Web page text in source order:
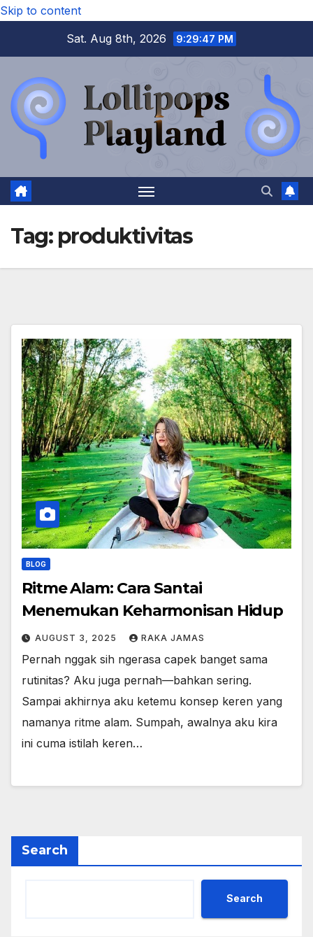
Skip to content
Sat. Aug 8th, 2026
9:29:47 PM
Tag: produktivitas
BLOG
Ritme Alam: Cara Santai
Menemukan Keharmonisan Hidup
AUGUST 3, 2025 RAKA JAMAS
Pernah nggak sih ngerasa capek banget sama
rutinitas? Aku juga pernah—bahkan sering.
Sampai akhirnya aku ketemu konsep keren yang
namanya ritme alam. Sumpah, awalnya aku kira
ini cuma istilah keren…
Search
Search